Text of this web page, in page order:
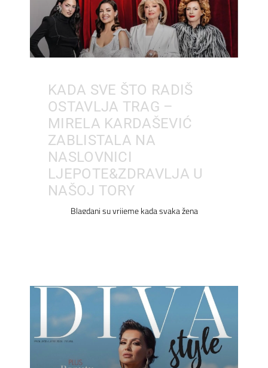
KADA SVE ŠTO RADIŠ
OSTAVLJA TRAG –
MIRELA KARDAŠEVIĆ
ZABLISTALA NA
NASLOVNICI
LJEPOTE&ZDRAVLJA U
NAŠOJ TORY
Blagdani su vrijeme kada svaka žena